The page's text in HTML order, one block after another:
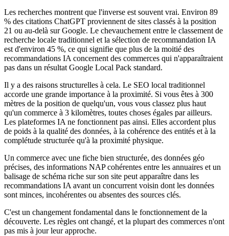
Les recherches montrent que l'inverse est souvent vrai. Environ 89
% des citations ChatGPT proviennent de sites classés à la position
21 ou au-delà sur Google. Le chevauchement entre le classement de
recherche locale traditionnel et la sélection de recommandation IA
est d'environ 45 %, ce qui signifie que plus de la moitié des
recommandations IA concernent des commerces qui n'apparaîtraient
pas dans un résultat Google Local Pack standard.
Il y a des raisons structurelles à cela. Le SEO local traditionnel
accorde une grande importance à la proximité. Si vous êtes à 300
mètres de la position de quelqu'un, vous vous classez plus haut
qu'un commerce à 3 kilomètres, toutes choses égales par ailleurs.
Les plateformes IA ne fonctionnent pas ainsi. Elles accordent plus
de poids à la qualité des données, à la cohérence des entités et à la
complétude structurée qu'à la proximité physique.
Un commerce avec une fiche bien structurée, des données géo
précises, des informations NAP cohérentes entre les annuaires et un
balisage de schéma riche sur son site peut apparaître dans les
recommandations IA avant un concurrent voisin dont les données
sont minces, incohérentes ou absentes des sources clés.
C'est un changement fondamental dans le fonctionnement de la
découverte. Les règles ont changé, et la plupart des commerces n'ont
pas mis à jour leur approche.